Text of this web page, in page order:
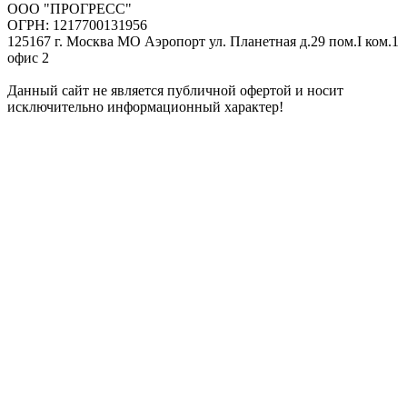
ООО "ПРОГРЕСС"
ОГРН: 1217700131956
125167 г. Москва МО Аэропорт ул. Планетная д.29 пом.I ком.1
офис 2
Данный сайт не является публичной офертой и носит
исключительно информационный характер!